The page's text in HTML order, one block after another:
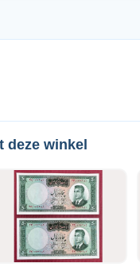
deze winkel